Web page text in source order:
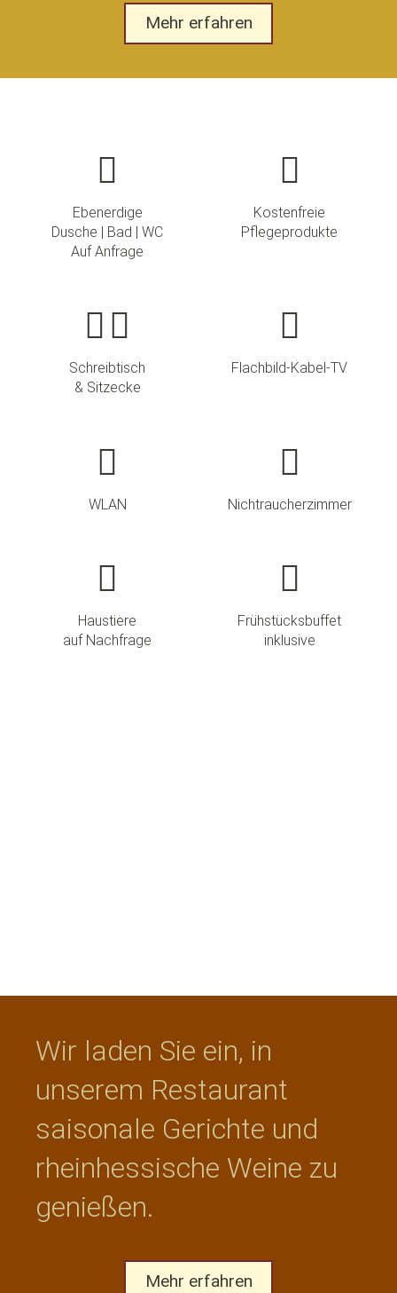
Mehr erfahren
Ebenerdige
Dusche | Bad | WC
Auf Anfrage
Kostenfreie
Pflegeprodukte
Schreibtisch
& Sitzecke
Flachbild-Kabel-TV
WLAN Nichtraucherzimmer
Haustiere
auf Nachfrage
Frühstücksbuffet
inklusive
Wir laden Sie ein, in
unserem Restaurant
saisonale Gerichte und
rheinhessische Weine zu
genießen.
Mehr erfahren